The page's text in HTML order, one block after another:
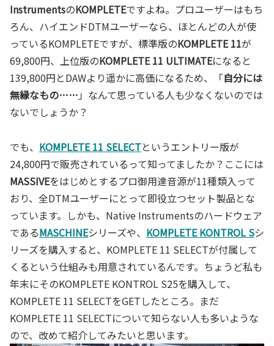
InstrumentsのKOMPLETEですよね。プロユーザーはもち
ろん、ハイエンドDTMユーザーなら、ほとんどの人が使
っているKOMPLETEですが、標準版のKOMPLETE 11が
69,800円、上位版のKOMPLETE 11 ULTIMATEになると
139,800円とDAWより遥かに高価になるため、「自分には
無縁なもの…… 」なんて思っている人も少なくないのでは
ないでしょうか？
でも、 KOMPLETE 11 SELECTというエントリー版が
24,800円で販売されているって知ってましたか？ここには
MASSIVEをはじめとするプロ御用達音源が11種類入って
おり、全DTMユーザーにとって即役立つセット製品とな
っています。しかも、Native Instrumentsのハードウェア
であるMASCHINEシリーズや、 KOMPLETE KONTROL Sシ
リーズを購入すると、KOMPLETE 11 SELECTが付属して
くるという仕組みも用意されているんです。ちょうど私も
年末にそのKOMPLETE KONTROL S25を購入して、
KOMPLETE 11 SELECTをGETしたところ。まだ
KOMPLETE 11 SELECTについて知らない人も多いような
ので、改めて紹介してみたいと思います。